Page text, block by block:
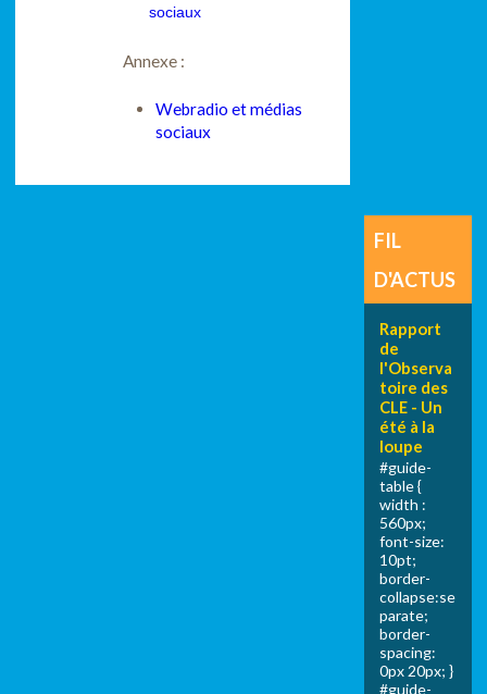
sociaux
Annexe :
Webradio et médias
sociaux
FIL
D'ACTUS
Rapport
de
l'Observa
toire des
CLE - Un
été à la
loupe
#guide-
table {
width :
560px;
font-size:
10pt;
border-
collapse:se
parate;
border-
spacing:
0px 20px; }
#guide-